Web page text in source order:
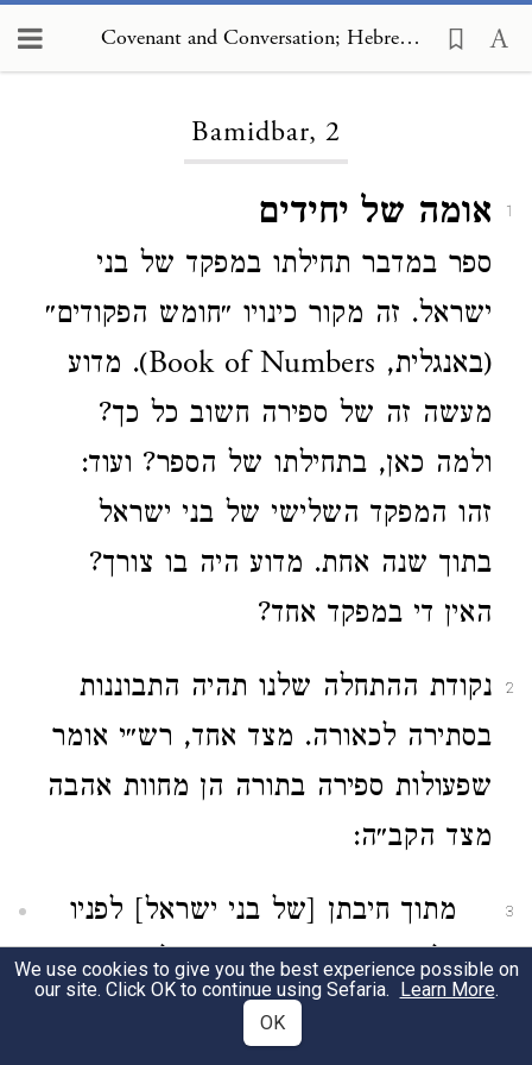
Covenant and Conversation; Hebrew Edition, Bamidbar, 2
Bamidbar, 2
1 אומה של יחידים
ספר במדבר תחילתו במפקד של בני
ישראל. זה מקור כינויו ״חומש הפקודים״
(באנגלית, Book of Numbers). מדוע
מעשה זה של ספירה חשוב כל כך?
ולמה כאן, בתחילתו של הספר? ועוד:
זהו המפקד השלישי של בני ישראל
בתוך שנה אחת. מדוע היה בו צורך?
האין די במפקד אחד?
2
נקודת ההתחלה שלנו תהיה התבוננות
בסתירה לכאורה. מצד אחד, רש״י אומר
שפעולות ספירה בתורה הן מחוות אהבה
מצד הקב״ה:
3
מתוך חיבתן [של בני ישראל] לפניו
[לפני ה׳] – מונה אותם כל שעה.
כשיצאו ממצרים מְנָאָן; וכשנפלו
We use cookies to give you the best experience possible on
our site. Click OK to continue using Sefaria. Learn More.
OK